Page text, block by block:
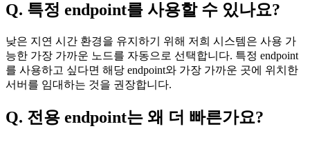
Q. 특정 endpoint를 사용할 수 있나요?
낮은 지연 시간 환경을 유지하기 위해 저희 시스템은 사용 가
능한 가장 가까운 노드를 자동으로 선택합니다. 특정 endpoint
를 사용하고 싶다면 해당 endpoint와 가장 가까운 곳에 위치한
서버를 임대하는 것을 권장합니다.
Q. 전용 endpoint는 왜 더 빠른가요?